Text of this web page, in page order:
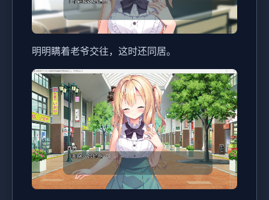
明明瞒着老爷交往，这时还同居。